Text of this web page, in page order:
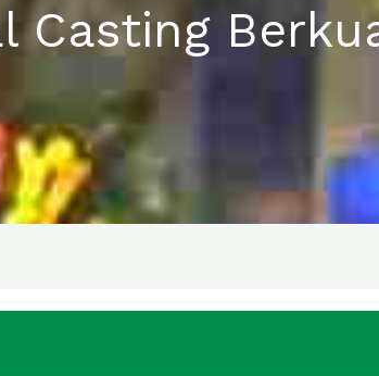
Casting